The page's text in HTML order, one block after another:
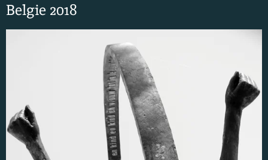
Belgie 2018